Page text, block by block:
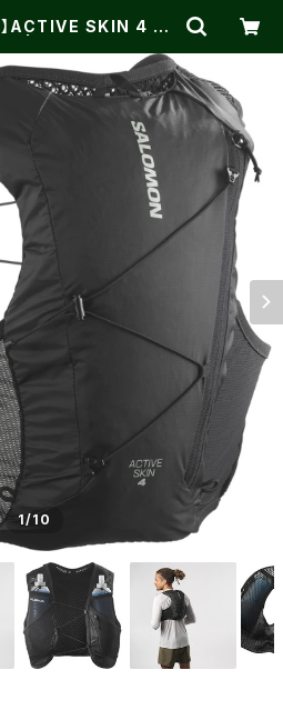
】ACTIVE SKIN 4 Bl
1/10